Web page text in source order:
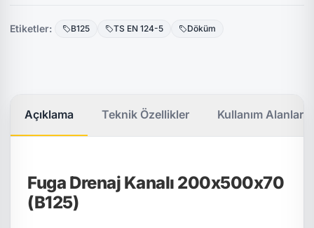
Etiketler: B125 TS EN 124-5 Döküm
Açıklama Teknik Özellikler Kullanım Alanları
Fuga Drenaj Kanalı 200x500x70
(B125)